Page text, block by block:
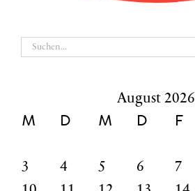
Suche
August 2026
M D M D F
3
4 5 6 7